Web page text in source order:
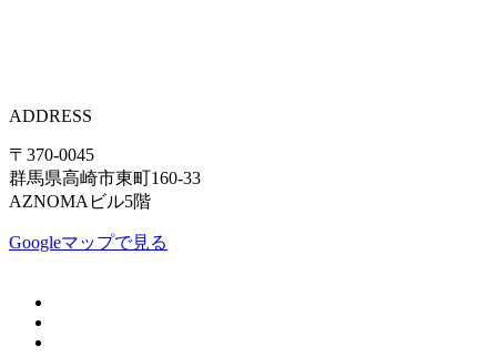
ADDRESS
〒370-0045
群馬県高崎市東町160-33
AZNOMAビル5階
Googleマップで見る